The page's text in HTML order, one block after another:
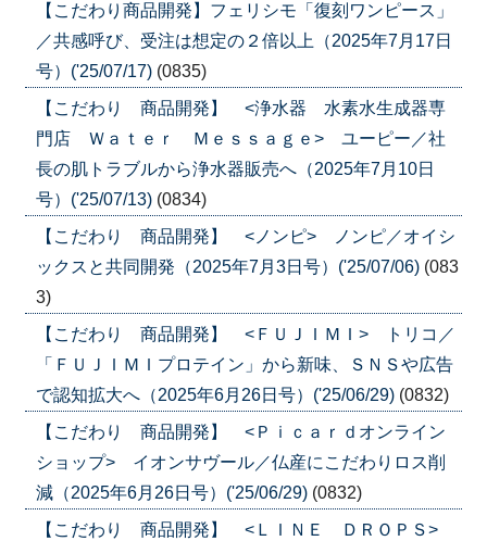
【こだわり商品開発】フェリシモ「復刻ワンピース」
／共感呼び、受注は想定の２倍以上（2025年7月17日
号）('25/07/17) (0835)
【こだわり 商品開発】 <浄水器 水素水生成器専
門店 Ｗａｔｅｒ Ｍｅｓｓａｇｅ> ユーピー／社
長の肌トラブルから浄水器販売へ（2025年7月10日
号）('25/07/13) (0834)
【こだわり 商品開発】 <ノンピ> ノンピ／オイシ
ックスと共同開発（2025年7月3日号）('25/07/06) (083
3)
【こだわり 商品開発】 <ＦＵＪＩＭＩ> トリコ／
「ＦＵＪＩＭＩプロテイン」から新味、ＳＮＳや広告
で認知拡大へ（2025年6月26日号）('25/06/29) (0832)
【こだわり 商品開発】 <Ｐｉｃａｒｄオンライン
ショップ> イオンサヴール／仏産にこだわりロス削
減（2025年6月26日号）('25/06/29) (0832)
【こだわり 商品開発】 <ＬＩＮＥ ＤＲＯＰＳ>